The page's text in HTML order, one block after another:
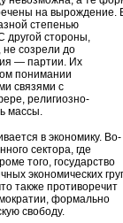
на вырождение.
степенью
другой стороны,
созрели до
— партии. Их
понимании
связями с
религиозно-
массы.
в экономику. Во-
сектора, где
того, государство
экономических
также противоречит
формально
свободу.